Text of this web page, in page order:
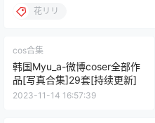
花リリ
cos合集
韩国Myu_a-微博coser全部作
品[写真合集]29套[持续更新]
2023-11-14 16:57:39